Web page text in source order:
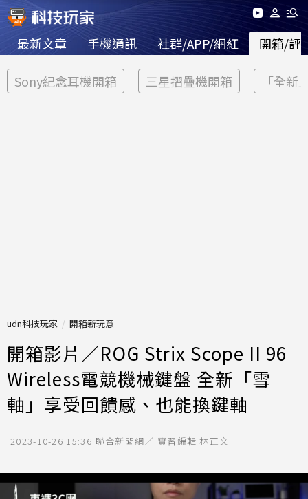
最新文章 手機通訊 社群/APP/網紅 開箱/評
Sony紀念耳機開箱 三星摺疊機開箱 「全新
udn科技玩家 開箱新玩意
開箱影片／ROG Strix Scope II 96
Wireless電競機械鍵盤 全新「雪
軸」享受回饋感、也能換鍵軸
2023-10-26 15:36 聯合新聞網／ 實習編輯 林正文